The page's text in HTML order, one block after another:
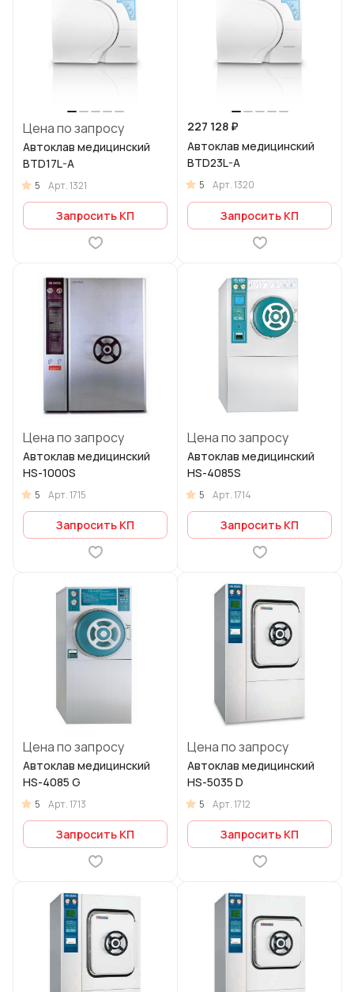
Цена по запросу
Автоклав медицинский
BTD17L-A
5 Арт.1321
Запросить КП
227 128 ₽
Автоклав медицинский
BTD23L-A
5 Арт.1320
Запросить КП
Цена по запросу
Автоклав медицинский
HS-1000S
5 Арт.1715
Запросить КП
Цена по запросу
Автоклав медицинский
HS-4085S
5 Арт.1714
Запросить КП
Цена по запросу
Автоклав медицинский
HS-4085 G
5 Арт.1713
Запросить КП
Цена по запросу
Автоклав медицинский
HS-5035 D
5 Арт.1712
Запросить КП